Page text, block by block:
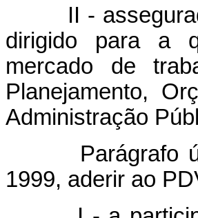
II - assegurada
dirigido para a
mercado de
Planejamento,
Administração
Parágrafo
1999, aderir ao